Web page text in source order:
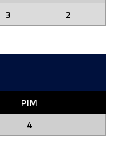
3 2
PIM
4